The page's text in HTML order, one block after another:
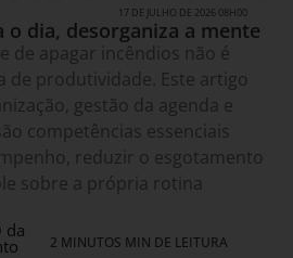
17 DE JULHO DE 2026 08H00
o dia, desorganiza a mente
de apagar incêndios não é
de produtividade. Este artigo
gestão da agenda e
competências essenciais
reduzir o esgotamento
sobre a própria rotina
da
2 MINUTOS MIN DE LEITURA